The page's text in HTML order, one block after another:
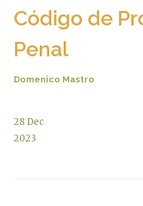
Código de
Penal
Domenico Mastro
28 Dec
2023